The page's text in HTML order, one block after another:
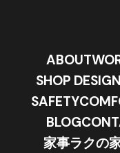
ABOUT
SHOP DESIGN
SAFETY
BLOG
家事ラクの